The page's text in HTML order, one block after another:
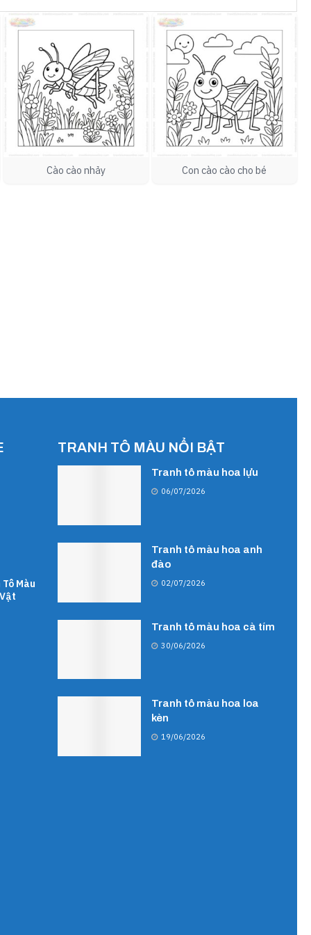
Cào cào nhảy Con cào cào cho bé
Màu
TRANH TÔ MÀU NỔI BẬT
Tranh tô màu hoa lựu
06/07/2026
Tranh tô màu hoa anh
đào
02/07/2026
Tranh tô màu hoa cà tím
30/06/2026
Tranh tô màu hoa loa
kèn
19/06/2026